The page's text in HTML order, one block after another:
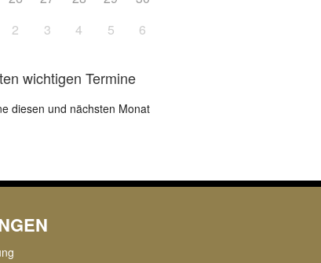
2 3 4 5 6
wichtigen Termine
diesen und nächsten Monat